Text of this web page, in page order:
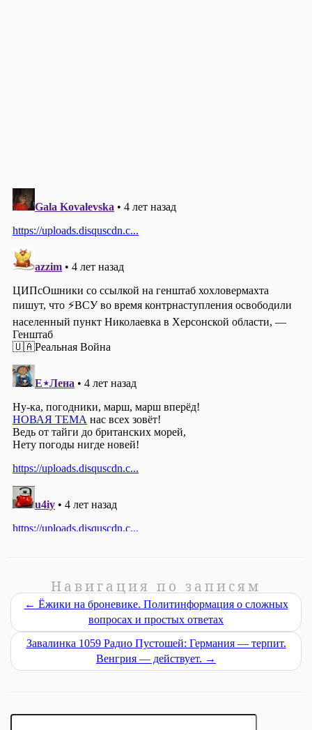
Навигация по записям
← Ёжики на броневике. Политинформация о сложных
вопросах и простых ответах
Завалинка 1059 Радио Пустошей: Германия — терпит.
Венгрия — действует. →